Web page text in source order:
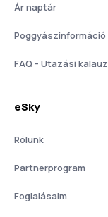
Ár naptár
Poggyászinformáció
FAQ - Utazási kalauz
eSky
Rólunk
Partnerprogram
Foglalásaim